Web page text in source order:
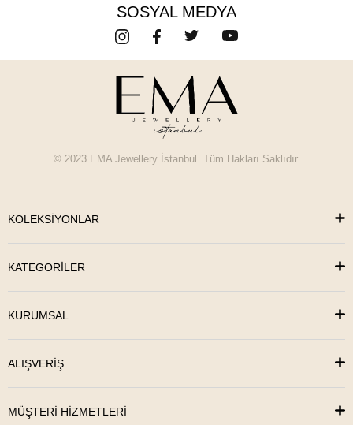
SOSYAL MEDYA
© 2023 EMA Jewellery İstanbul. Tüm Hakları Saklıdır.
KOLEKSİYONLAR
KATEGORİLER
KURUMSAL
ALIŞVERİŞ
MÜŞTERİ HİZMETLERİ